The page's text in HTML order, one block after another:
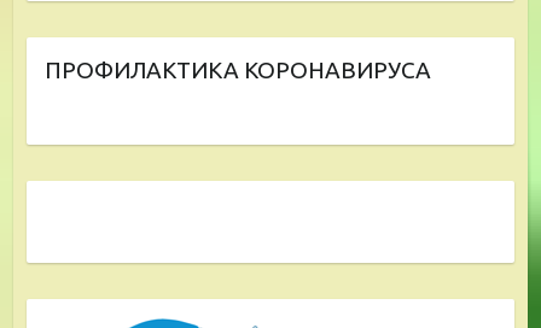
ПРОФИЛАКТИКА КОРОНАВИРУСА